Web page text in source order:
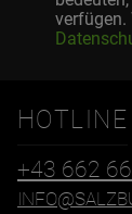
verfügen.
HOTLINE
+43 662